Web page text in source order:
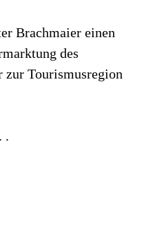
Brachmaier einen
des
zur Tourismusregion
.